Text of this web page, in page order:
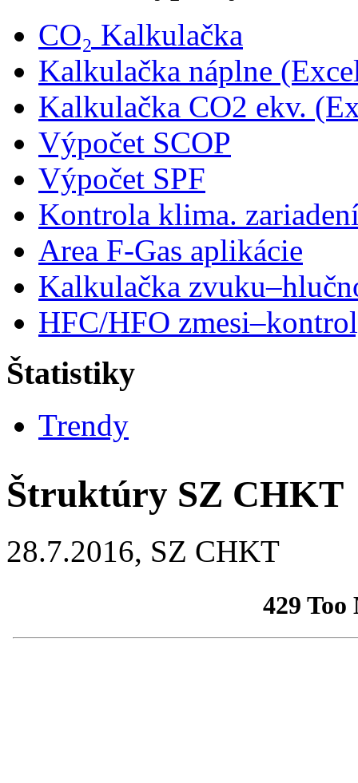
CO₂ Kalkulačka
Kalkulačka náplne
Kalkulačka CO2 ekv.
Výpočet SCOP
Výpočet SPF
Kontrola klima.
Area F-Gas aplikácie
Kalkulačka
HFC/HFO
Štatistiky
Trendy
Štruktúry SZ CHKT
28.7.2016, SZ CHKT